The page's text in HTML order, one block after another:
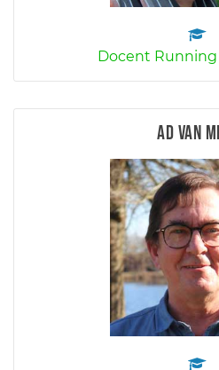
Docent
Ad van